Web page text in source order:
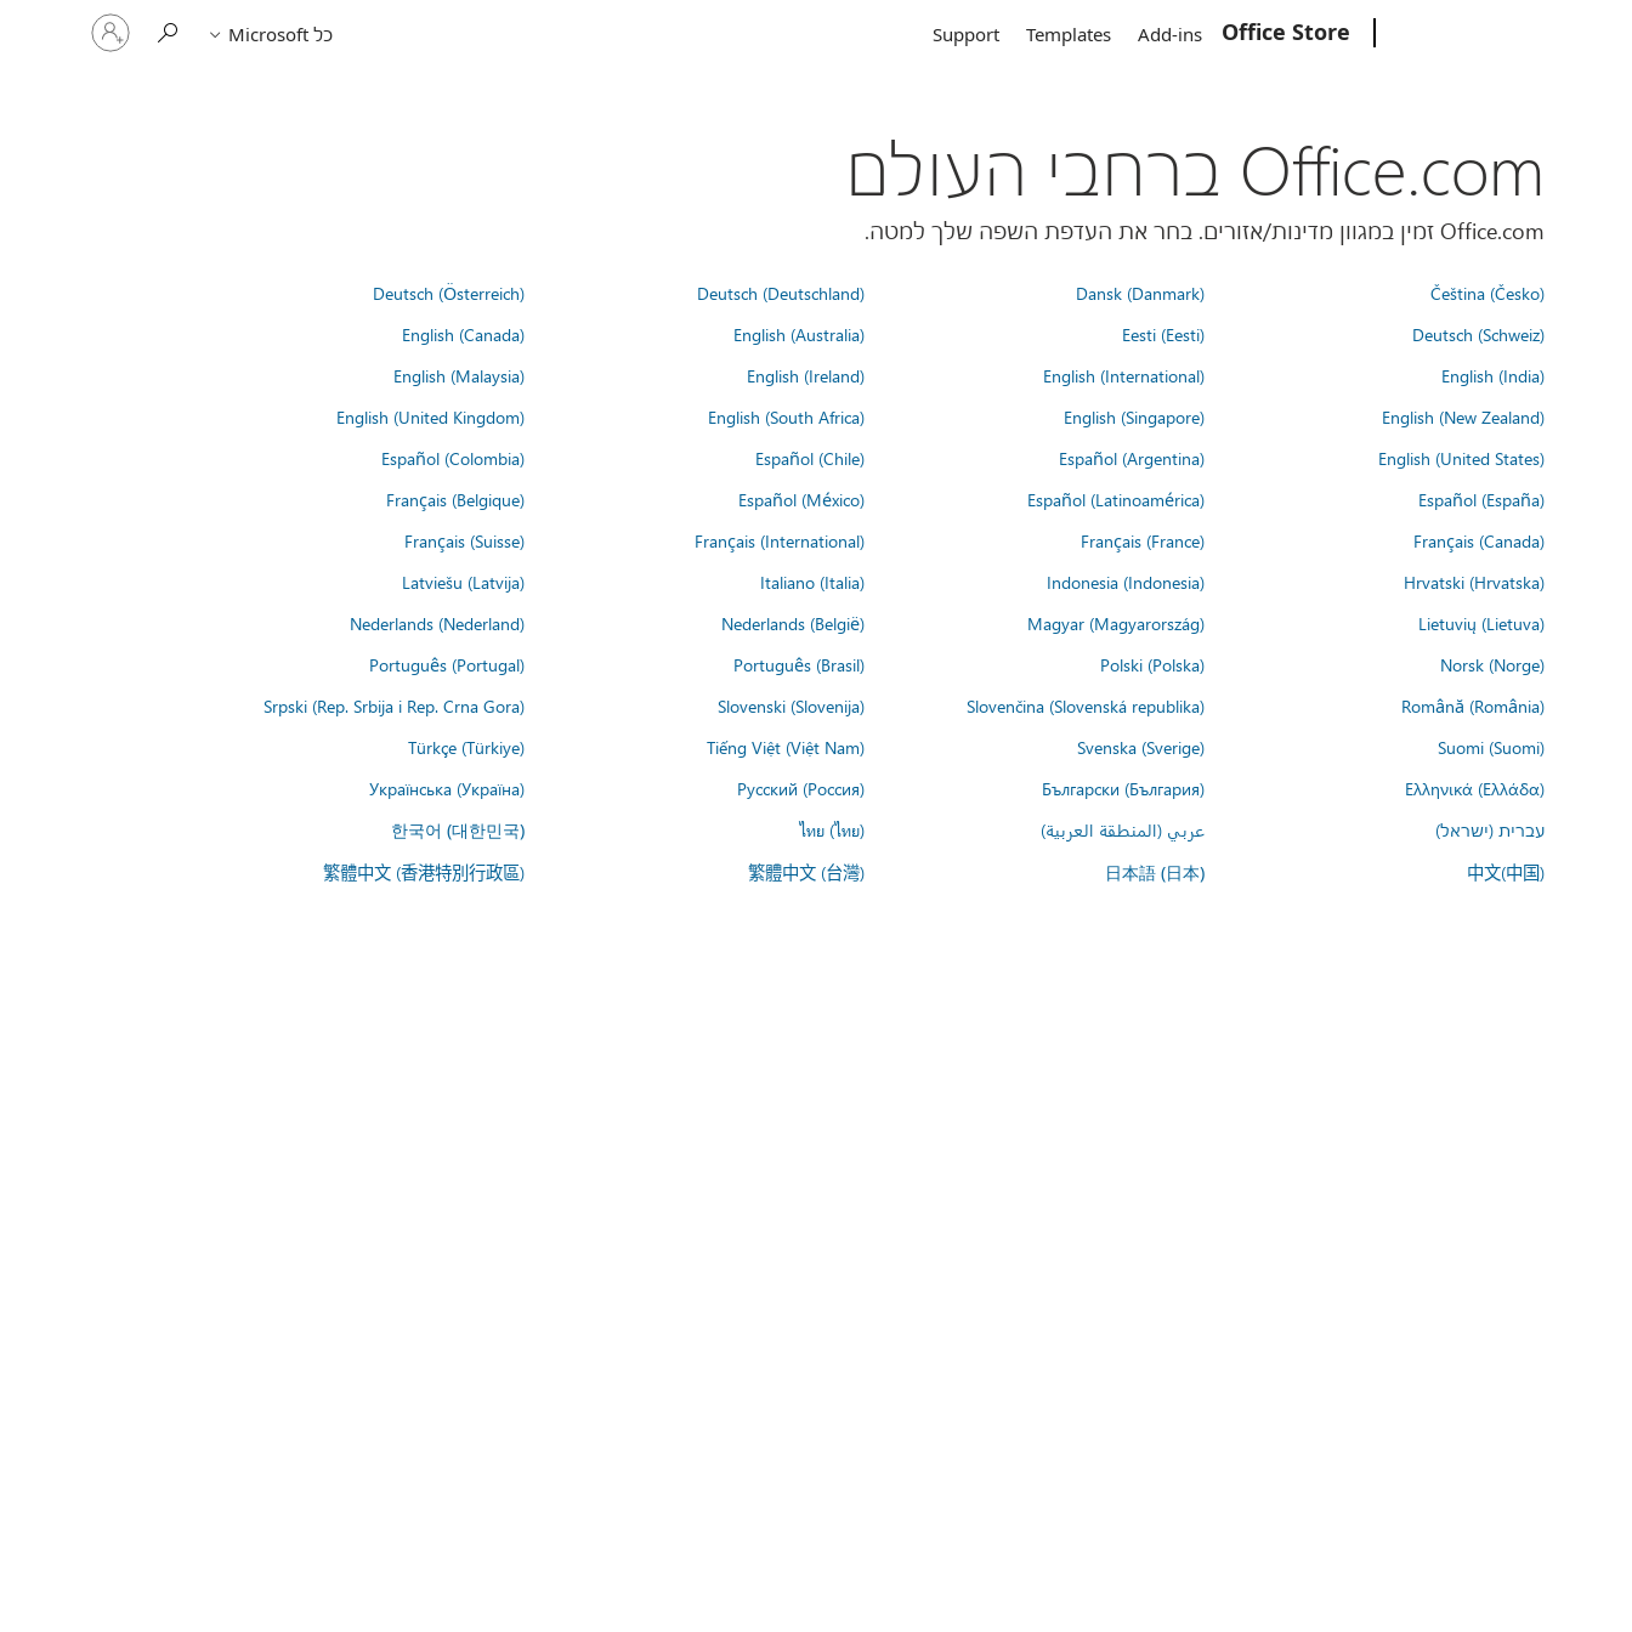
Office Store
Add-ins
Templates
Support כל Microsoft
היכנס
לחשבון
שלך
Office.com ברחבי העולם
Office.com זמין במגוון מדינות/אזורים. בחר את העדפת השפה שלך למטה.
Čeština (Česko)
Dansk (Danmark)
Deutsch (Deutschland)
Deutsch (Österreich)
Deutsch (Schweiz)
Eesti (Eesti)
English (Australia)
English (Canada)
English (India)
English (International)
English (Ireland)
English (Malaysia)
English (New Zealand)
English (Singapore)
English (South Africa)
English (United Kingdom)
English (United States)
Español (Argentina)
Español (Chile)
Español (Colombia)
Español (España)
Español (Latinoamérica)
Español (México)
Français (Belgique)
Français (Canada)
Français (France)
Français (International)
Français (Suisse)
Hrvatski (Hrvatska)
Indonesia (Indonesia)
Italiano (Italia)
Latviešu (Latvija)
Lietuvių (Lietuva)
Magyar (Magyarország)
Nederlands (België)
Nederlands (Nederland)
Norsk (Norge)
Polski (Polska)
Português (Brasil)
Português (Portugal)
Română (România)
Slovenčina (Slovenská republika)
Slovenski (Slovenija)
Srpski (Rep. Srbija i Rep. Crna Gora)
Suomi (Suomi)
Svenska (Sverige)
Tiếng Việt (Việt Nam)
Türkçe (Türkiye)
Ελληνικά (Ελλάδα)
Български (България)
Русский (Россия)
Українська (Україна)
עברית (ישראל)
عربي (المنطقة العربية) ไทย (ไทย)
한국어 (대한민국)
中文(中国)
日本語 (日本)
繁體中文 (台灣)
繁體中文 (香港特別行政區)